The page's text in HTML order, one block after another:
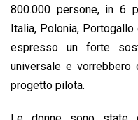
800.000 persone, in 6
Italia, Polonia,
espresso un forte
universale e
progetto pilota.